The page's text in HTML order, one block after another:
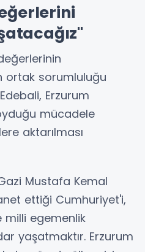
ortak sorumluluğu
Erzurum
mücadele
aktarılması
Mustafa Kemal
ettiği Cumhuriyet'i,
milli egemenlik
yaşatmaktır. Erzurum